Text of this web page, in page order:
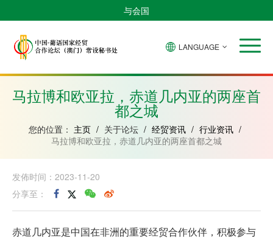
与会国
安
绍
內
亚
克
和
普
西
LANGUAGE
马拉博和欧亚拉，赤道几内亚的两座首
都之城
您的位置： 主页 / 关于论坛 / 经贸资讯 / 行业资讯 /
马拉博和欧亚拉，赤道几内亚的两座首都之城
发佈时间：2023-11-20
分享至：
赤道几内亚是中国在非洲的重要经贸合作伙伴，积极参与